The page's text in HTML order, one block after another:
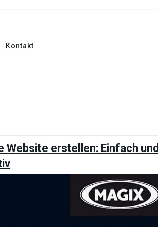
Kontakt
Website erstellen: Einfach und